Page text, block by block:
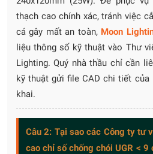
thạch cao chính xác, tránh việc
cá gây mất an toàn, Moon
liệu thông số kỹ thuật vào Thư
Lighting. Quý nhà thầu chỉ cần
kỹ thuật gửi file CAD chi tiết
khai.
Câu 2: Tại sao các Công ty tư
cao chỉ số chống chói UGR <